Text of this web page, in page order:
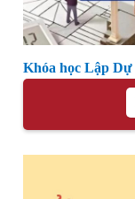
Khóa học Lập